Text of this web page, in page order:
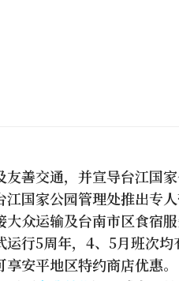
友善交通，并宣导台江国
江国家公园管理处推出专
众运输及台南市区食宿服
运行5周年，4、5月班次
安平地区特约商店优惠。